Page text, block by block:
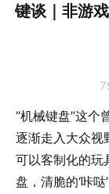
键谈｜非游
“机械键盘”这个
逐渐走入大众视
可以客制化的玩
盘，清脆的‘咔